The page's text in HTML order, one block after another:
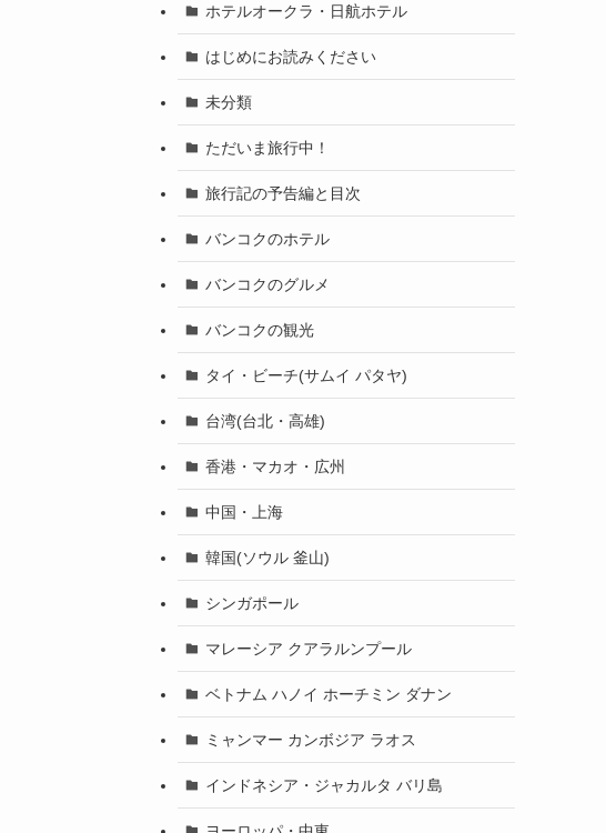
ホテルオークラ・日航ホテル
はじめにお読みください
未分類
ただいま旅行中！
旅行記の予告編と目次
バンコクのホテル
バンコクのグルメ
バンコクの観光
タイ・ビーチ(サムイ パタヤ)
台湾(台北・高雄)
香港・マカオ・広州
中国・上海
韓国(ソウル 釜山)
シンガポール
マレーシア クアラルンプール
ベトナム ハノイ ホーチミン ダナン
ミャンマー カンボジア ラオス
インドネシア・ジャカルタ バリ島